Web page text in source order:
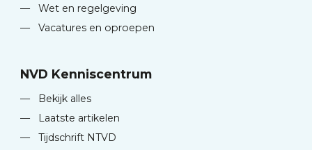
—
Wet en regelgeving
—
Vacatures en oproepen
NVD Kenniscentrum
—
Bekijk alles
—
Laatste artikelen
—
Tijdschrift NTVD